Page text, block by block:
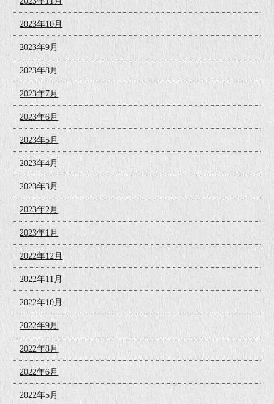
2023年10月
2023年9月
2023年8月
2023年7月
2023年6月
2023年5月
2023年4月
2023年3月
2023年2月
2023年1月
2022年12月
2022年11月
2022年10月
2022年9月
2022年8月
2022年6月
2022年5月